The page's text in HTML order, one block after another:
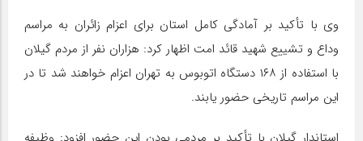
وی با تأکید بر آمادگی کامل استان برای اعزام زائران به مراسم
وداع و تشییع شهید قائد امت اظهار کرد: هزاران نفر از مردم گیلان
با استفاده از ۱۶۸ دستگاه اتوبوس به تهران اعزام خواهند شد تا در
این مراسم تاریخی حضور یابند.